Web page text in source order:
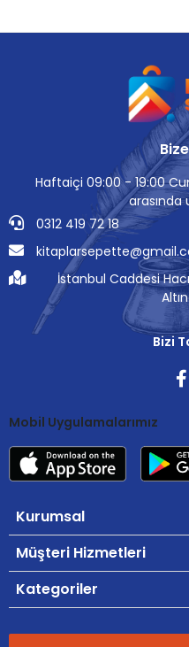
Haftaiçi 09:00 - 19:00
arasında
0312 419 72 18
İstanbul Caddesi
Bizi
Mobil Uygulamalarımız
Kurumsal
Müşteri Hizmetleri
Kategoriler